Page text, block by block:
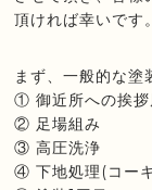
頂ければ幸いです。
まず、一般的な塗
① 御近所への挨拶
② 足場組み
③ 高圧洗浄
④ 下地処理(コー